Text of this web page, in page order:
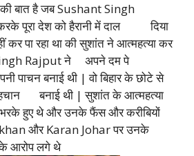
बात है जब Sushant Singh
पूरा देश को हैरानी में दाल दिया
कर पा रहा था की सुशांत ने आत्महत्या कर
Rajput ने अपने दम पे
पाचन बनाई थी | वो बिहार के छोटे से
बनाई थी | सुशांत के आत्महत्या
हुए थे और उनके फैंस और करीबियों
और Karan Johar पर उनके
आरोप लगे थे